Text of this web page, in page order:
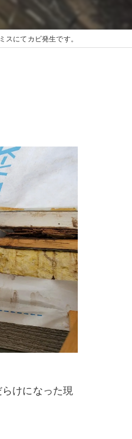
スにてカビ発生です。
けになった現